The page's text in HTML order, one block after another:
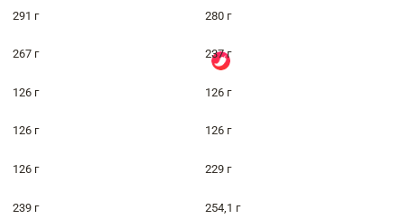
291 г 280 г
267 г 237 г
126 г 126 г
126 г 126 г
126 г 229 г
239 г 254,1 г